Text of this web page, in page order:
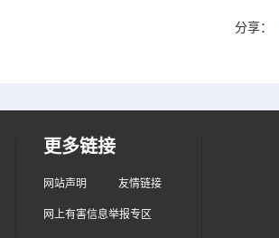
分享：
更多链接
网站声明 友情链接
网上有害信息举报专区